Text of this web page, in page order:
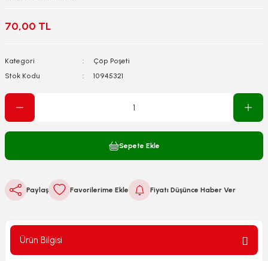
70,00 TL
Kategori
Çöp Poşeti
Stok Kodu
10945321
Sepete Ekle
Paylaş Fiyatı Düşünce Haber Ver
Ürün Bilgisi